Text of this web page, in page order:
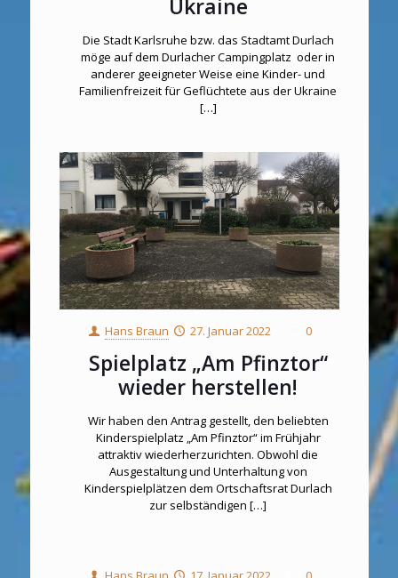
Ukraine
Die Stadt Karlsruhe bzw. das Stadtamt Durlach
möge auf dem Durlacher Campingplatz oder in
anderer geeigneter Weise eine Kinder- und
Familienfreizeit für Geflüchtete aus der Ukraine
[…]
Hans Braun 27. Januar 2022 0
Spielplatz „Am Pfinztor“
wieder herstellen!
Wir haben den Antrag gestellt, den beliebten
Kinderspielplatz „Am Pfinztor“ im Frühjahr
attraktiv wiederherzurichten. Obwohl die
Ausgestaltung und Unterhaltung von
Kinderspielplätzen dem Ortschaftsrat Durlach
zur selbständigen […]